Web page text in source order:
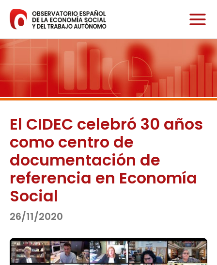
contenido
El CIDEC celebró 30 años
como centro de
documentación de
referencia en Economía
Social
26/11/2020